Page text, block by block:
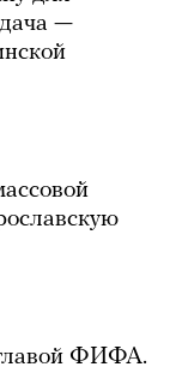
—
ФИФА.